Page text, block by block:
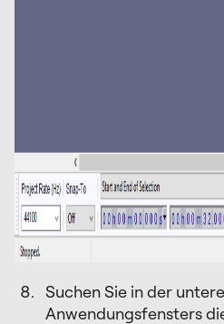
Suchen Sie in der
Anwendungsfensters